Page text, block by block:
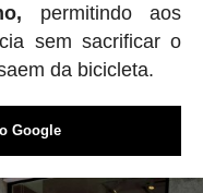
permitindo aos
sem sacrificar o
da bicicleta.
Google